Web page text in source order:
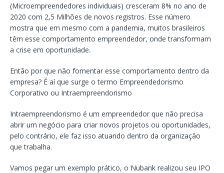
(Microempreendedores individuais) cresceram 8% no ano de
2020 com 2,5 Milhões de novos registros. Esse número
mostra que em mesmo com a pandemia, muitos brasileiros
têm esse comportamento empreendedor, onde transformam
a crise em oportunidade.
Então por que não fomentar esse comportamento dentro da
empresa? É aí que surge o termo Empreendedorismo
Corporativo ou Intraempreendorismo
Intraempreendorismo é um empreendedor que não precisa
abrir um negócio para criar novos projetos ou oportunidades,
pelo contrário, ele faz isso atuando dentro da organização
que trabalha.
Vamos pegar um exemplo prático, o Nubank realizou seu IPO